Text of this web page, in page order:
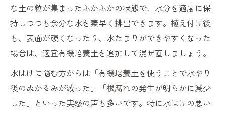
な土の粒が集まったふかふかの状態で、水分を適度に保
持しつつも余分な水を素早く排出できます。植え付け後
も、表面が硬くなったり、水たまりができやすくなった
場合は、適宜有機培養土を追加して混ぜ直しましょう。
水はけに悩む方からは「有機培養土を使うことで水やり
後のぬかるみが減った」「根腐れの発生が明らかに減少
した」といった実感の声も多いです。特に水はけの悪い